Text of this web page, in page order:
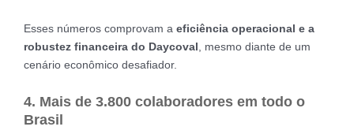
Esses números comprovam a eficiência operacional e a
robustez financeira do Daycoval , mesmo diante de um
cenário econômico desafiador.
4. Mais de 3.800 colaboradores em todo o
Brasil